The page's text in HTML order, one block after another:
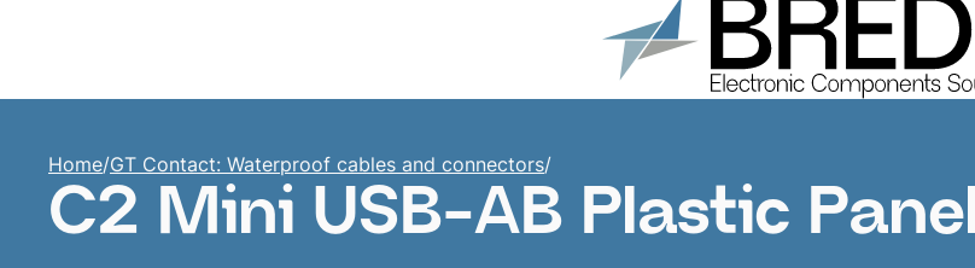
Products About us Catalogs
Home/GT Contact: Waterproof cables and connectors/
C2 Mini USB-AB Plastic